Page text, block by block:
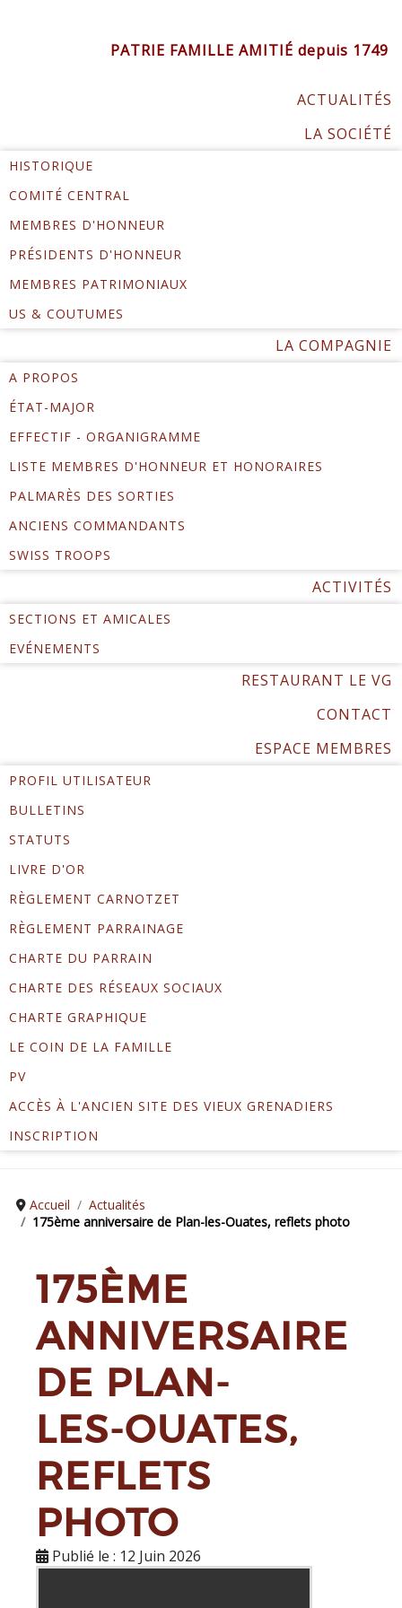
PATRIE FAMILLE AMITIÉ depuis 1749
ACTUALITÉS
LA SOCIÉTÉ
HISTORIQUE
COMITÉ CENTRAL
MEMBRES D'HONNEUR
PRÉSIDENTS D'HONNEUR
MEMBRES PATRIMONIAUX
US & COUTUMES
LA COMPAGNIE
A PROPOS
ÉTAT-MAJOR
EFFECTIF - ORGANIGRAMME
LISTE MEMBRES D'HONNEUR ET HONORAIRES
PALMARÈS DES SORTIES
ANCIENS COMMANDANTS
SWISS TROOPS
ACTIVITÉS
SECTIONS ET AMICALES
EVÉNEMENTS
RESTAURANT LE VG
CONTACT
ESPACE MEMBRES
PROFIL UTILISATEUR
BULLETINS
STATUTS
LIVRE D'OR
RÈGLEMENT CARNOTZET
RÈGLEMENT PARRAINAGE
CHARTE DU PARRAIN
CHARTE DES RÉSEAUX SOCIAUX
CHARTE GRAPHIQUE
LE COIN DE LA FAMILLE
PV
ACCÈS À L'ANCIEN SITE DES VIEUX GRENADIERS
INSCRIPTION
Accueil
Actualités
175ème anniversaire de Plan-les-Ouates, reflets photo
175ÈME
ANNIVERSAIRE
DE PLAN-
LES-OUATES,
REFLETS
PHOTO
Publié le : 12 Juin 2026